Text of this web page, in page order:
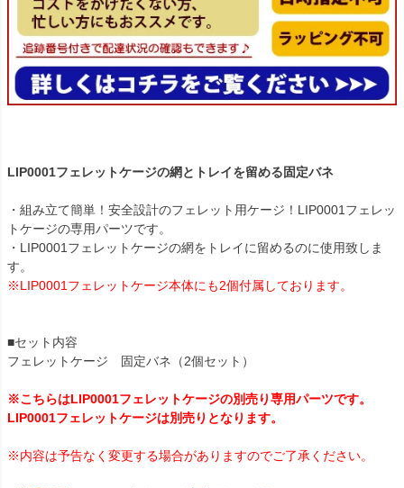
LIP0001フェレットケージの網とトレイを留める固定バネ
・組み立て簡単！安全設計のフェレット用ケージ！LIP0001フェレッ
トケージの専用パーツです。
・LIP0001フェレットケージの網をトレイに留めるのに使用致しま
す。
※LIP0001フェレットケージ本体にも2個付属しております。
■セット内容
フェレットケージ 固定バネ（2個セット）
※こちらはLIP0001フェレットケージの別売り専用パーツです。
LIP0001フェレットケージは別売りとなります。
※内容は予告なく変更する場合がありますのでご了承ください。